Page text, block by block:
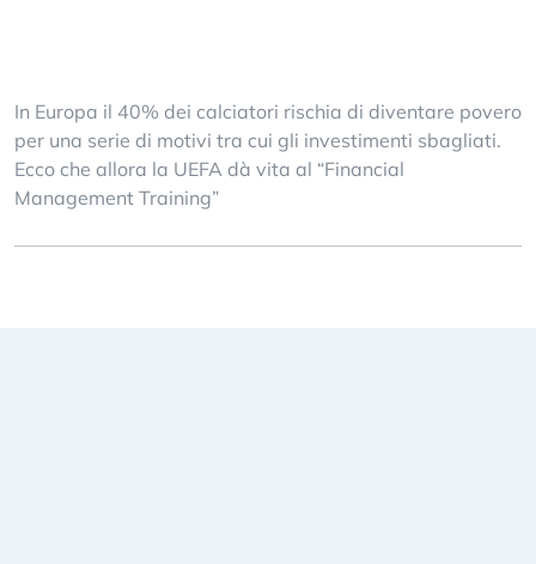
In Europa il 40% dei calciatori rischia di diventare povero
per una serie di motivi tra cui gli investimenti sbagliati.
Ecco che allora la UEFA dà vita al “Financial
Management Training”